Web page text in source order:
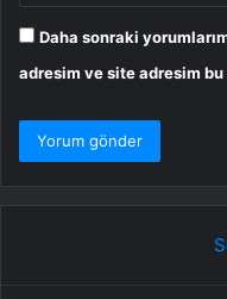
Daha sonraki
adresim ve site adresim